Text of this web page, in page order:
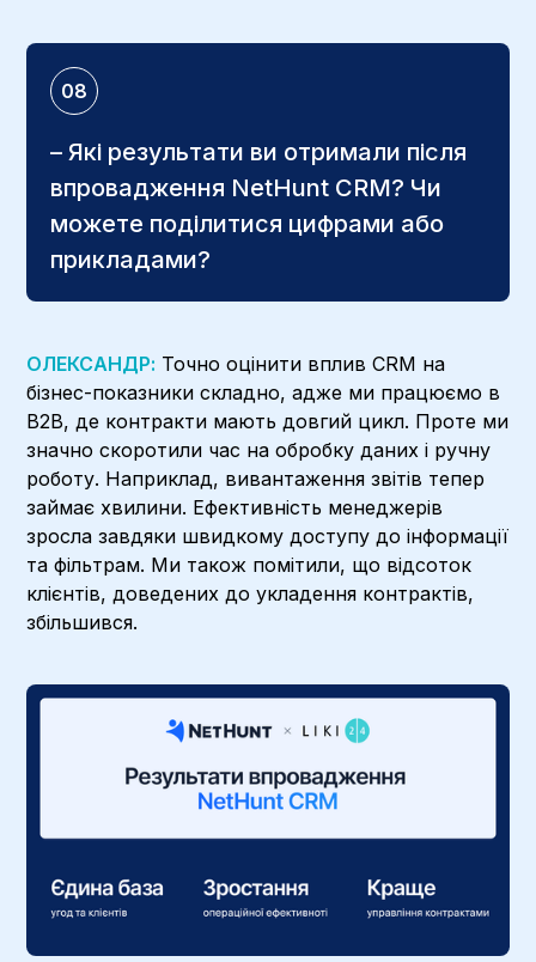
08
– Які результати ви отримали після
впровадження NetHunt CRM? Чи
можете поділитися цифрами або
прикладами?
ОЛЕКСАНДР: Точно оцінити вплив CRM на
бізнес-показники складно, адже ми працюємо в
B2B, де контракти мають довгий цикл. Проте ми
значно скоротили час на обробку даних і ручну
роботу. Наприклад, вивантаження звітів тепер
займає хвилини. Ефективність менеджерів
зросла завдяки швидкому доступу до інформації
та фільтрам. Ми також помітили, що відсоток
клієнтів, доведених до укладення контрактів,
збільшився.